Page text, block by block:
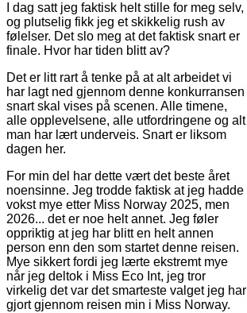
I dag satt jeg faktisk helt stille for meg selv,
og plutselig fikk jeg et skikkelig rush av
følelser. Det slo meg at det faktisk snart er
finale. Hvor har tiden blitt av?
Det er litt rart å tenke på at alt arbeidet vi
har lagt ned gjennom denne konkurransen
snart skal vises på scenen. Alle timene,
alle opplevelsene, alle utfordringene og alt
man har lært underveis. Snart er liksom
dagen her.
For min del har dette vært det beste året
noensinne. Jeg trodde faktisk at jeg hadde
vokst mye etter Miss Norway 2025, men
2026... det er noe helt annet. Jeg føler
oppriktig at jeg har blitt en helt annen
person enn den som startet denne reisen.
Mye sikkert fordi jeg lærte ekstremt mye
når jeg deltok i Miss Eco Int, jeg tror
virkelig det var det smarteste valget jeg har
gjort gjennom reisen min i Miss Norway.